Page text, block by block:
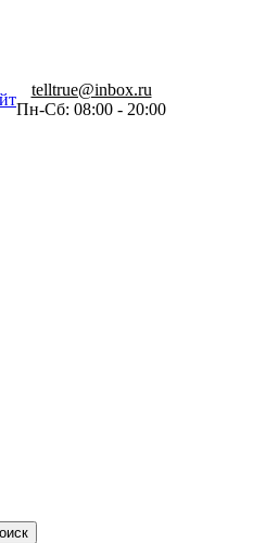
telltrue@inbox.ru
Пн-Сб: 08:00 - 20:00